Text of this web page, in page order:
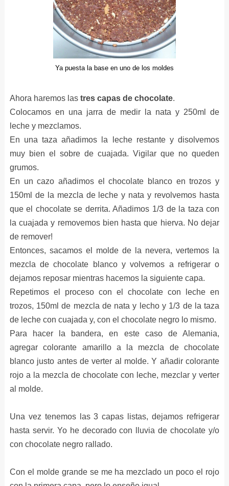
Ya puesta la base en uno de los moldes
Ahora haremos las tres capas de chocolate.
Colocamos en una jarra de medir la nata y 250ml de
leche y mezclamos.
En una taza añadimos la leche restante y disolvemos
muy bien el sobre de cuajada. Vigilar que no queden
grumos.
En un cazo añadimos el chocolate blanco en trozos y
150ml de la mezcla de leche y nata y revolvemos hasta
que el chocolate se derrita. Añadimos 1/3 de la taza con
la cuajada y removemos bien hasta que hierva. No dejar
de remover!
Entonces, sacamos el molde de la nevera, vertemos la
mezcla de chocolate blanco y volvemos a refrigerar o
dejamos reposar mientras hacemos la siguiente capa.
Repetimos el proceso con el chocolate con leche en
trozos, 150ml de mezcla de nata y lecho y 1/3 de la taza
de leche con cuajada y, con el chocolate negro lo mismo.
Para hacer la bandera, en este caso de Alemania,
agregar colorante amarillo a la mezcla de chocolate
blanco justo antes de verter al molde. Y añadir colorante
rojo a la mezcla de chocolate con leche, mezclar y verter
al molde.
Una vez tenemos las 3 capas listas, dejamos refrigerar
hasta servir. Yo he decorado con lluvia de chocolate y/o
con chocolate negro rallado.
Con el molde grande se me ha mezclado un poco el rojo